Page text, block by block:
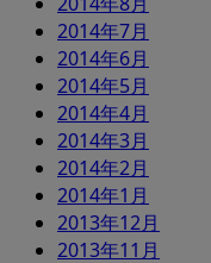
2014年7月
2014年6月
2014年5月
2014年4月
2014年3月
2014年2月
2014年1月
2013年12月
2013年11月